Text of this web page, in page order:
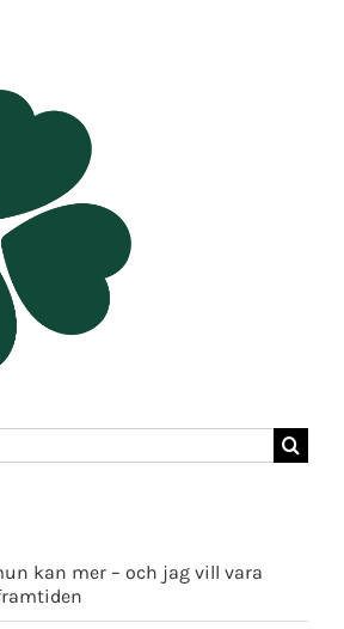
kan mer – och jag vill vara